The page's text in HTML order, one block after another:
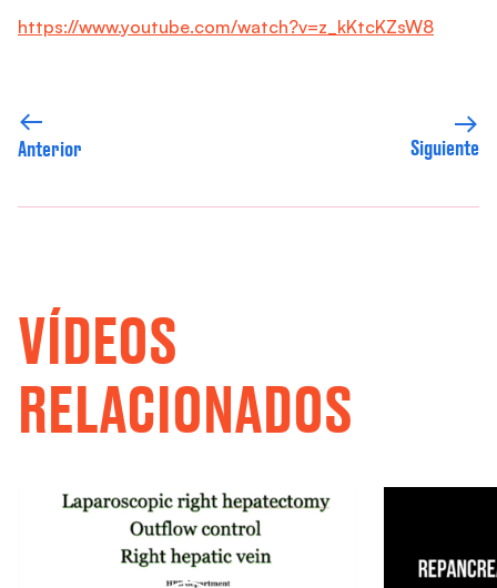
https://www.youtube.com/watch?v=z_kKtcKZsW8
Anterior Siguiente
VÍDEOS
RELACIONADOS